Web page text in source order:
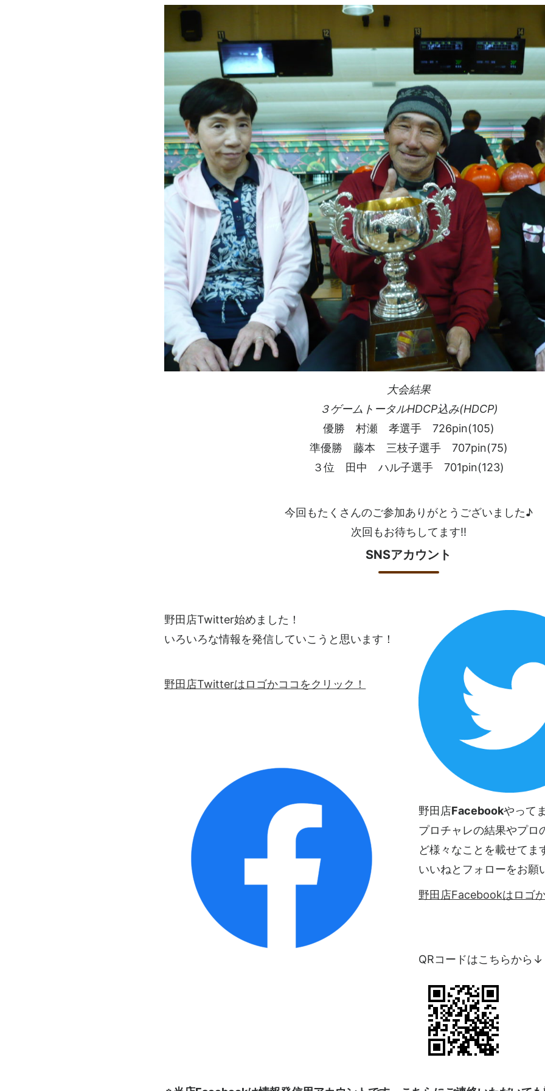
大会結果
３ゲームトータルHDCP込み(HDCP)
優勝 村瀬 孝選手 726pin(105)
準優勝 藤本 三枝子選手 707pin(75)
３位 田中 ハル子選手 701pin(123)
今回もたくさんのご参加ありがとうございました♪
次回もお待ちしてます!!
SNSアカウント
野田店Twitter始めました！
いろいろな情報を発信していこうと思います！
野田店Twitterはロゴかココをクリック！
野田店Facebookやって
プロチャレの結果やプロ
ど様々なことを載せてま
いいねとフォローをお願
野田店Facebookはロゴ
QRコードはこちらから↓